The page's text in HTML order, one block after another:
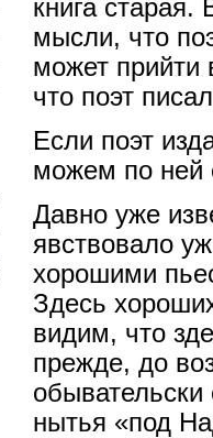
книга
мысли, что
может прийти
что поэт
Если поэт
можем по ней
Давно уже
явствовало
хорошими
Здесь
видим, что
прежде, до
нытья «под